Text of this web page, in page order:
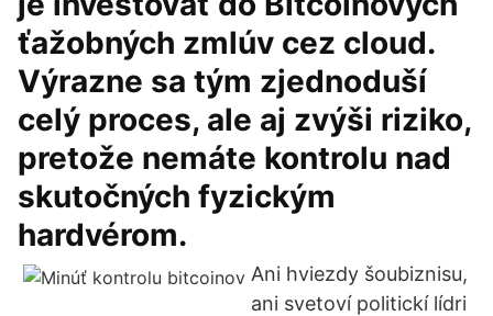
ťažobných zmlúv cez cloud.
Výrazne sa tým zjednoduší
celý proces, ale aj zvýši riziko,
pretože nemáte kontrolu nad
skutočných fyzickým
hardvérom.
Ani hviezdy šoubiznisu,
ani svetoví politickí lídri